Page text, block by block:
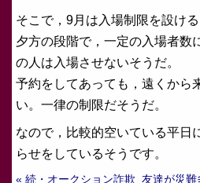
そこで，9月は入場制限を設け
夕方の段階で，一定の入場者数
の人は入場させないそうだ。
予約をしてあっても，遠くから
い。一律の制限だそうだ。
なので，比較的空いている平日
らせをしているそうです。
« 続・オークション詐欺 友達が災難